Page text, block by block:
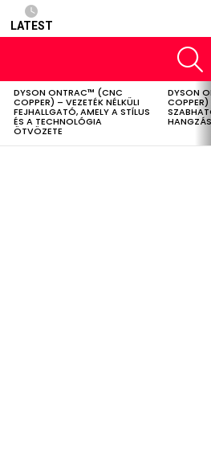
LATEST
DYSON ONTRAC™ (CNC
COPPER) – VEZETÉK NÉLKÜLI
FEJHALLGATÓ, AMELY A STÍLUS
ÉS A TECHNOLÓGIA
ÖTVÖZETE
DYSON
COPPER)